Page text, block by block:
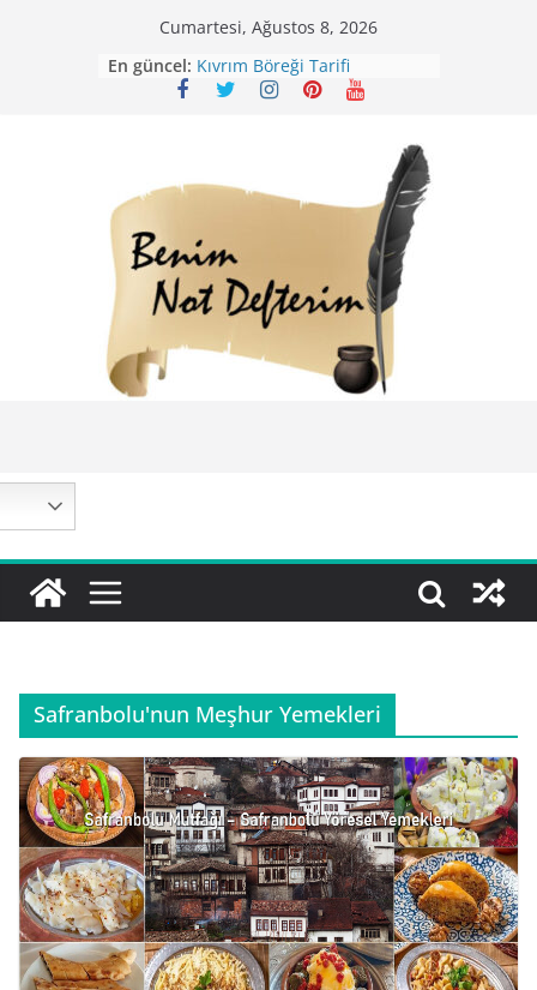
Cumartesi, Ağustos 8, 2026
En güncel: Kıvrım Böreği Tarifi
Karabuğday Pilavı Tarifi
Safranbolu'nun Meşhur Yemekleri